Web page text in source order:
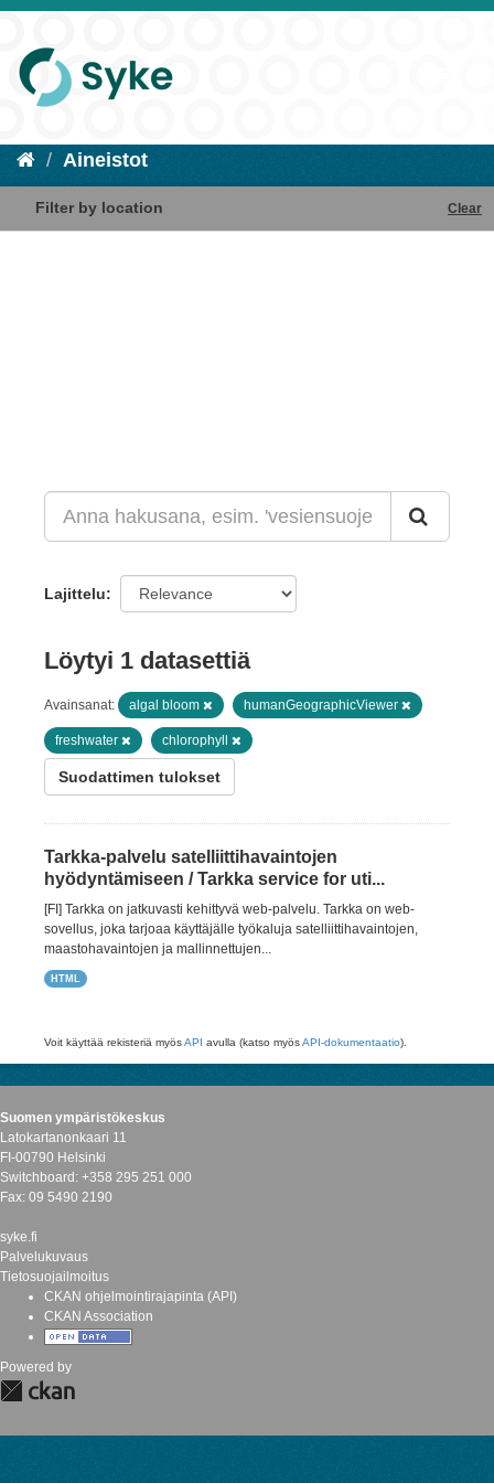
Aineistot
Filter by location Clear
Lajittelu
Löytyi 1 datasettiä
Avainsanat: algal bloom humanGeographicViewer
freshwater chlorophyll
Suodattimen tulokset
Tarkka-palvelu satelliittihavaintojen
hyödyntämiseen / Tarkka service for uti...
[FI] Tarkka on jatkuvasti kehittyvä web-palvelu. Tarkka on web-
sovellus, joka tarjoaa käyttäjälle työkaluja satelliittihavaintojen,
maastohavaintojen ja mallinnettujen...
HTML
Voit käyttää rekisteriä myösAPI avulla (katso myösAPI-dokumentaatio).
Suomen ympäristökeskus
Latokartanonkaari 11
FI-00790 Helsinki
Switchboard: +358 295 251 000
Fax: 09 5490 2190
syke.fi
Palvelukuvaus
Tietosuojailmoitus
CKAN ohjelmointirajapinta (API)
CKAN Association
Powered by